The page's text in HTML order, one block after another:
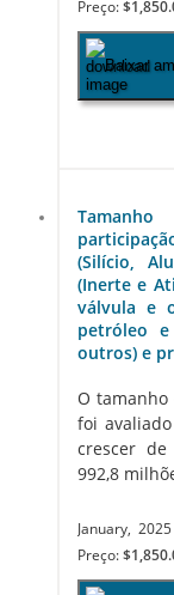
Preço:
Baixar
(Silício,
(Inerte e
válvula e
petróleo e
outros) e
O
foi
crescer de
992,8
January, 2025
Preço: